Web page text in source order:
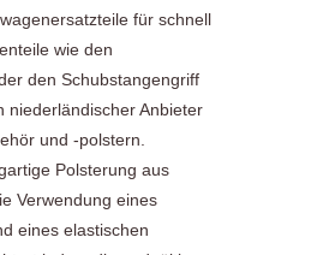
für schnell
wie den
den Schubstangengriff
niederländischer Anbieter
und -polstern.
Polsterung aus
Verwendung eines
eines elastischen